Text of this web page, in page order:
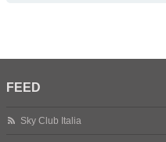
FEED
Sky Club Italia